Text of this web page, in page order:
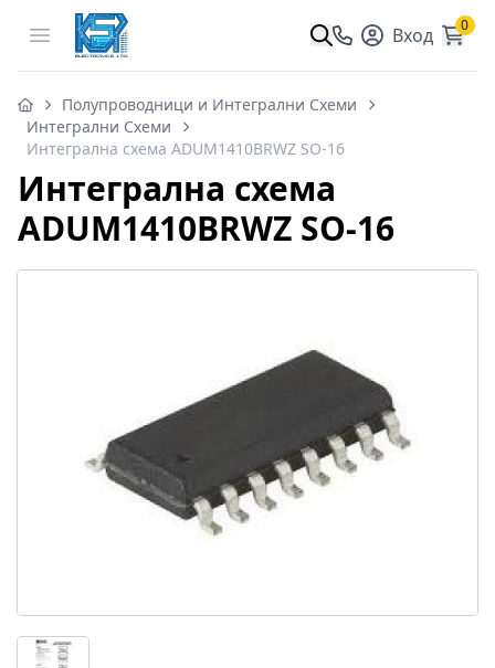
Open menu Вход 0
Полупроводници и Интегрални Схеми
Интегрални Схеми
Интегрална схема ADUM1410BRWZ SO-16
Интегрална схема
ADUM1410BRWZ SO-16